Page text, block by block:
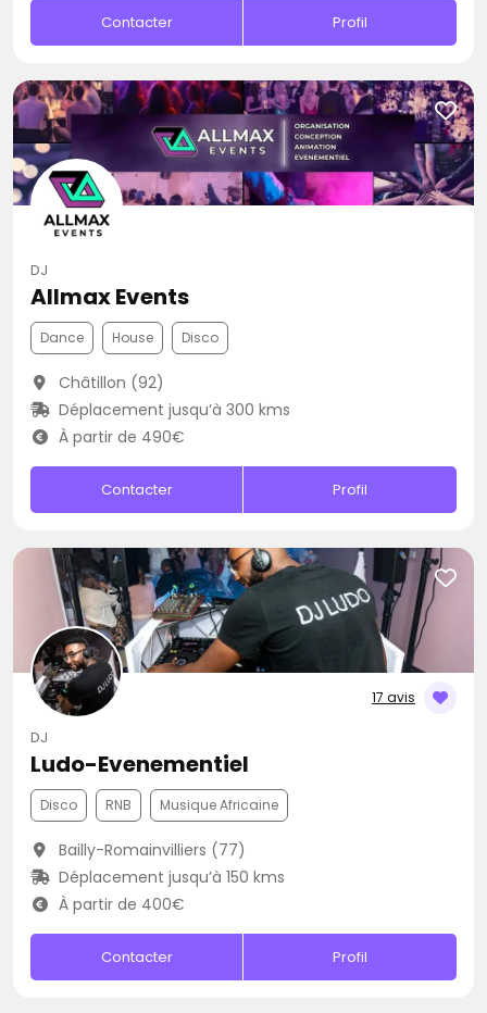
Contacter Profil
DJ
Allmax Events
Dance House Disco
Châtillon (92)
Déplacement jusqu’à 300 kms
À partir de 490€
Contacter Profil
17 avis
DJ
Ludo-Evenementiel
Disco RNB Musique Africaine
Bailly-Romainvilliers (77)
Déplacement jusqu’à 150 kms
À partir de 400€
Contacter Profil